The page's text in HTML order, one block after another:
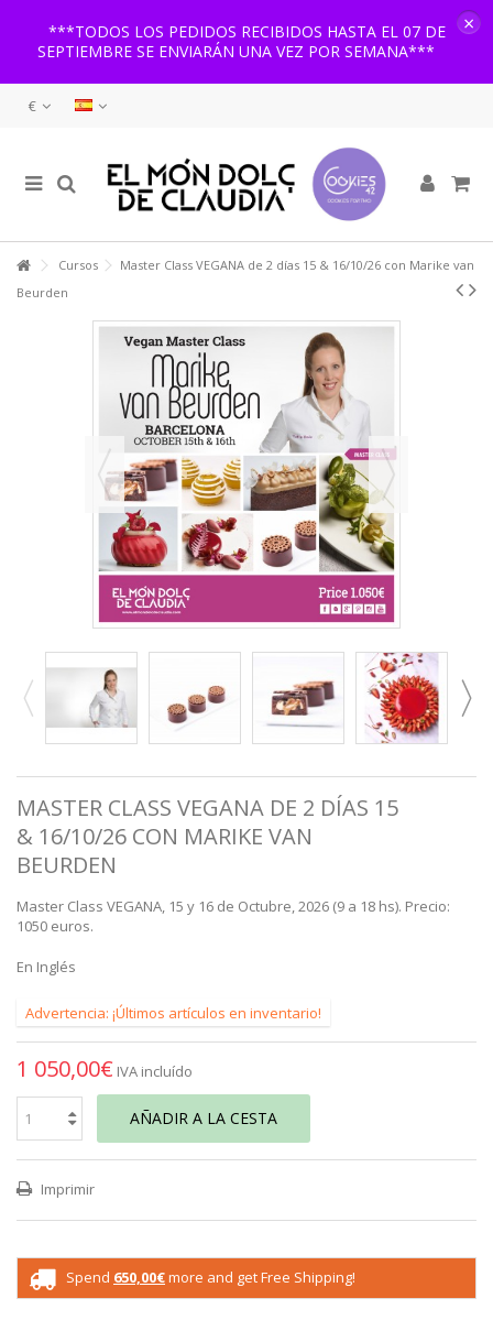
***TODOS LOS PEDIDOS RECIBIDOS HASTA EL 07 DE
SEPTIEMBRE SE ENVIARÁN UNA VEZ POR SEMANA***
×
€
Cursos
Master Class VEGANA de 2 días 15 & 16/10/26 con Marike van
Beurden
MASTER CLASS VEGANA DE 2 DÍAS 15
& 16/10/26 CON MARIKE VAN
BEURDEN
Master Class VEGANA, 15 y 16 de Octubre, 2026 (9 a 18 hs). Precio:
1050 euros.
En Inglés
Advertencia: ¡Últimos artículos en inventario!
1 050,00€ IVA incluído
AÑADIR A LA CESTA
Imprimir
Spend 650,00€more and get Free Shipping!